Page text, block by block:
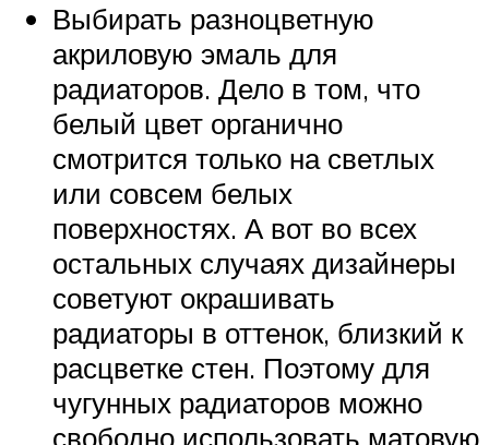
Выбирать разноцветную
акриловую эмаль для
радиаторов. Дело в том, что
белый цвет органично
смотрится только на светлых
или совсем белых
поверхностях. А вот во всех
остальных случаях дизайнеры
советуют окрашивать
радиаторы в оттенок, близкий к
расцветке стен. Поэтому для
чугунных радиаторов можно
свободно использовать матовую